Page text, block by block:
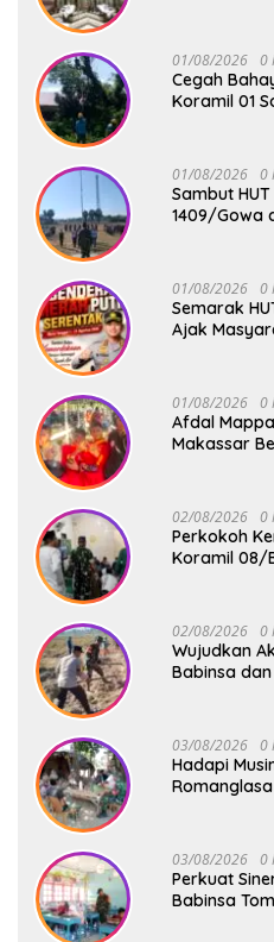
01/08/2026 0
Cegah
Koramil 01
Baddo
01/08/2026 0
Sambut
1409/Gowa
01/08/2026 0
Semarak
Ajak
01/08/2026 0
Afdal
Makassar
02/08/2026 0
Perkokoh
Koramil 08/
02/08/2026 0
Wujudkan
Babinsa
03/08/2026 0
Hadapi
03/08/2026 0
Perkuat
Babinsa